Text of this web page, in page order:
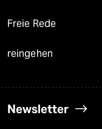
Freie Rede
reingehen
Newsletter